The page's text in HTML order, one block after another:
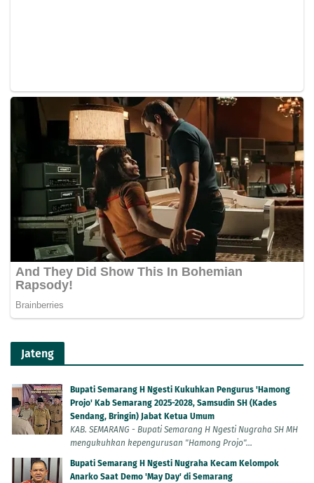
Jateng
Bupati Semarang H Ngesti Kukuhkan Pengurus 'Hamong
Projo' Kab Semarang 2025-2028, Samsudin SH (Kades
Sendang, Bringin) Jabat Ketua Umum
KAB. SEMARANG - Bupati Semarang H Ngesti Nugraha SH MH
mengukuhkan kepengurusan "Hamong Projo"...
Bupati Semarang H Ngesti Nugraha Kecam Kelompok
Anarko Saat Demo 'May Day' di Semarang